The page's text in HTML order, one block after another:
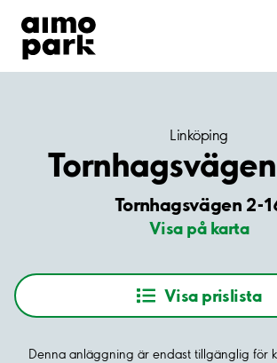
Hitta parkering
Samarbete
Kundservice
Linköping
Tornhagsvägen 2-
Visa på karta
Visa prislista
Denna anläggning är endast tillgänglig för